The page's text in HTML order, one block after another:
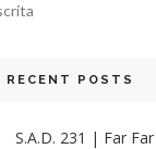
RECENT POSTS
S.A.D. 231 | Far